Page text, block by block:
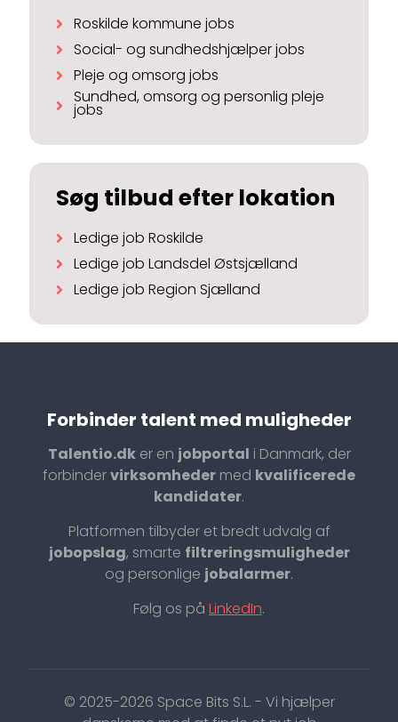
Roskilde kommune jobs
Social- og sundhedshjælper jobs
Pleje og omsorg jobs
Sundhed, omsorg og personlig pleje
jobs
Søg tilbud efter lokation
Ledige job Roskilde
Ledige job Landsdel Østsjælland
Ledige job Region Sjælland
Forbinder talent med muligheder
Talentio.dker en jobportal i Danmark, der
forbindervirksomheder med kvalificerede
kandidater.
Platformen tilbyder et bredt udvalg af
jobopslag, smarte filtreringsmuligheder
og personlige jobalarmer.
Følg os på LinkedIn.
© 2025-2026 Space Bits S.L. - Vi hjælper